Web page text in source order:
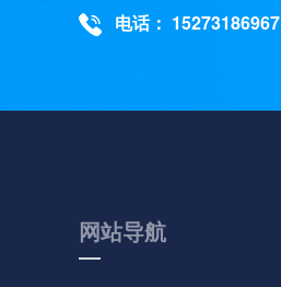
电话： 15273186967
网站导航